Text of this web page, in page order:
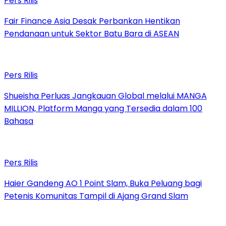
Fair Finance Asia Desak Perbankan Hentikan
Pendanaan untuk Sektor Batu Bara di ASEAN
Pers Rilis
Shueisha Perluas Jangkauan Global melalui MANGA
MILLION, Platform Manga yang Tersedia dalam 100
Bahasa
Pers Rilis
Haier Gandeng AO 1 Point Slam, Buka Peluang bagi
Petenis Komunitas Tampil di Ajang Grand Slam